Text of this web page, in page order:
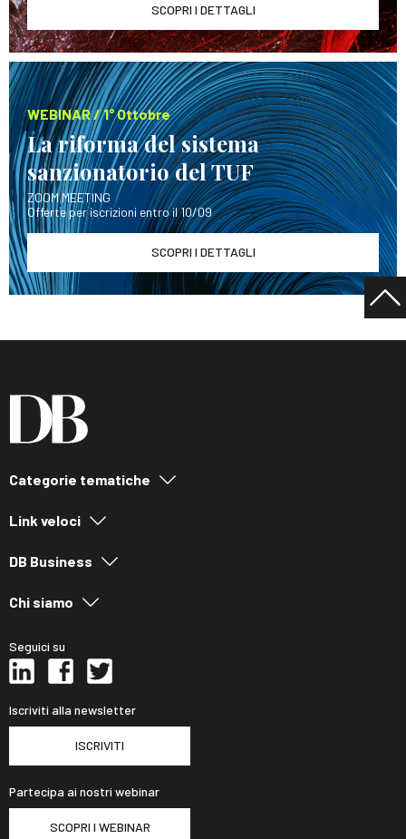
SCOPRI I DETTAGLI
WEBINAR / 1° Ottobre
La riforma del sistema
sanzionatorio del TUF
ZOOM MEETING
Offerte per iscrizioni entro il 10/09
SCOPRI I DETTAGLI
Categorie tematiche
Link veloci
DB Business
Chi siamo
Seguici su
Iscriviti alla newsletter
ISCRIVITI
Partecipa ai nostri webinar
SCOPRI I WEBINAR